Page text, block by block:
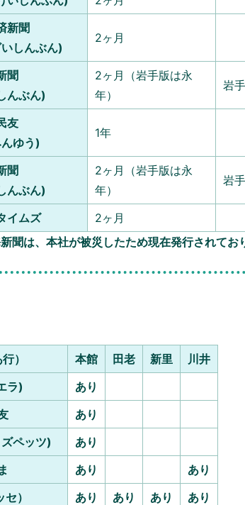
新聞
しんぶん)
2ヶ月
聞
んぶん)
2ヶ月（岩手版は永
年）
岩
友
ゆう)
1年
聞
んぶん)
2ヶ月（岩手版は永
年）
岩
イムズ
2ヶ月
新聞は、本社が被災したため現在発行されてお
）
本館 田老 新里
川井
ラ)
あり
あり
ペッツ)
あり
あり
あり
）
あり あり あり
あり